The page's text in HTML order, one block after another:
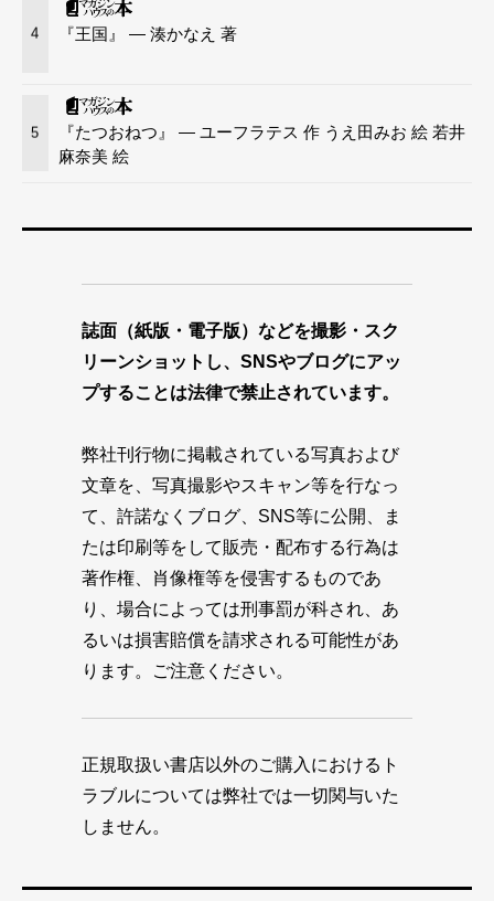
4 『王国』 — 湊かなえ 著
5
『たつおねつ』 — ユーフラテス 作 うえ田みお 絵 若井
麻奈美 絵
誌面（紙版・電子版）などを撮影・スク
リーンショットし、SNSやブログにアッ
プすることは法律で禁止されています。
弊社刊行物に掲載されている写真および
文章を、写真撮影やスキャン等を行なっ
て、許諾なくブログ、SNS等に公開、ま
たは印刷等をして販売・配布する行為は
著作権、肖像権等を侵害するものであ
り、場合によっては刑事罰が科され、あ
るいは損害賠償を請求される可能性があ
ります。ご注意ください。
正規取扱い書店以外のご購入におけるト
ラブルについては弊社では一切関与いた
しません。